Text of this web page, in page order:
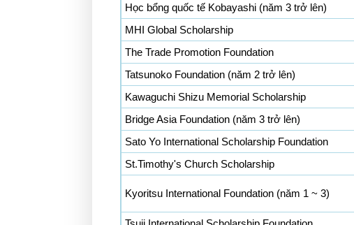
Học bổng quốc tế Kobayashi (năm 3 trở lên)
MHI Global Scholarship
The Trade Promotion Foundation
Tatsunoko Foundation (năm 2 trở lên)
Kawaguchi Shizu Memorial Scholarship
Bridge Asia Foundation (năm 3 trở lên)
Sato Yo International Scholarship Foundation
St.Timothy's Church Scholarship
Kyoritsu International Foundation (năm 1 ~ 3)